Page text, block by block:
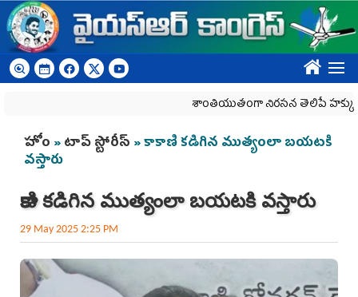
Skip to main content
????
శాంతియుతంగా నిరసన తెలిపే హక్కును
You are here
హోం »టాప్ స్టోరీస్ » కాకాణి కడిగిన ముత్యంలా బయటకి
వస్తారు
కాకాణి కడిగిన ముత్యంలా బయటకి వస్తారు
29 May 2025 2:25 PM